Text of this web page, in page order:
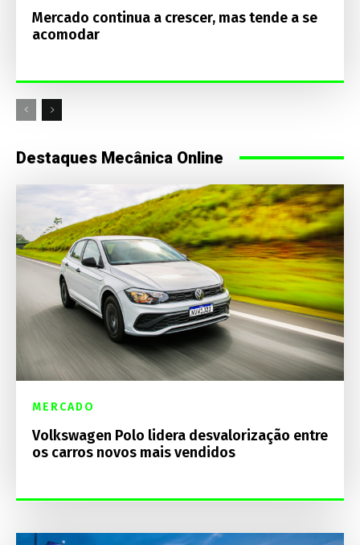
Mercado continua a crescer, mas tende a se
acomodar
Destaques Mecânica Online
MERCADO
Volkswagen Polo lidera desvalorização entre
os carros novos mais vendidos